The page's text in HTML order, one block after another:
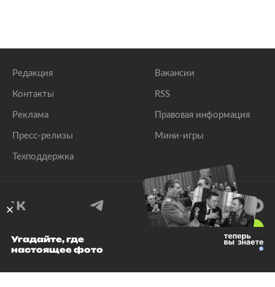
Редакция
Контакты
Реклама
Пресс-релизы
Техподдержка
Вакансии
RSS
Правовая информация
Мини-игры
© 1999–2026 Все права защищены.
Угадайте, где
настоящее фото